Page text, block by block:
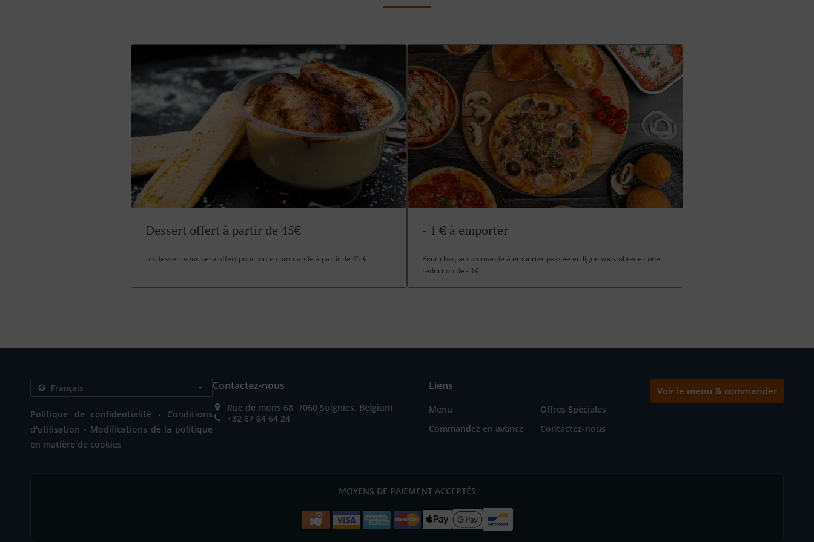
Dessert offert à partir de 45€
un dessert vous sera offert pour toute commande à partir de 45 €
- 1 € à emporter
Pour chaque commande à emporter passée en ligne vous obtenez une
réduction de - 1€
Politique de confidentialité .
Conditions
d'utilisation . Modifications de la politique
en matière de cookies
Contactez-nous
Rue de mons 68, 7060 Soignies, Belgium
+32 67 64 64 24
Liens
Menu
Offres Spéciales
Commandez en avance
Contactez-nous
Voir le menu & commander
MOYENS DE PAIEMENT ACCEPTÉS